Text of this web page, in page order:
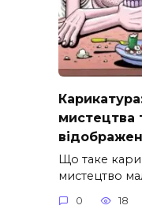
мистецтва
Що таке
мистецтво
0 18